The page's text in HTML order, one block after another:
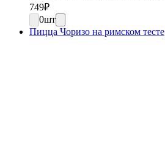
749₽
0шт
Пицца Чоризо на римском тесте